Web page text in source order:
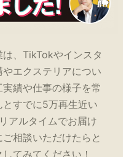
、TikTokやインスタ
エクステリアについ
績や仕事の様子を常
すでに5万再生近い
アルタイムでお届け
相談いただけたらと
てみてください！